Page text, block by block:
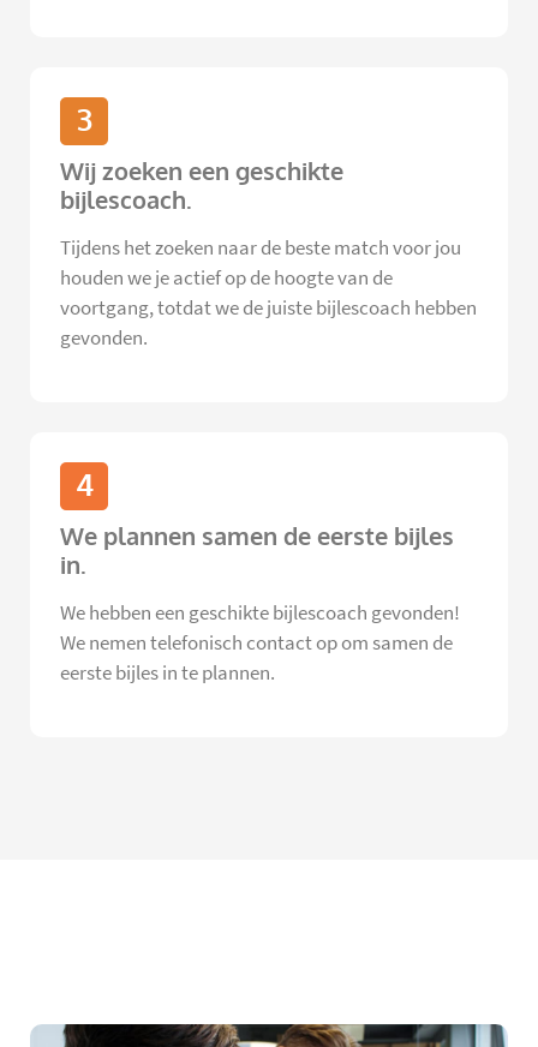
3
Wij zoeken een geschikte
bijlescoach.
Tijdens het zoeken naar de beste match voor jou
houden we je actief op de hoogte van de
voortgang, totdat we de juiste bijlescoach hebben
gevonden.
4
We plannen samen de eerste bijles
in.
We hebben een geschikte bijlescoach gevonden!
We nemen telefonisch contact op om samen de
eerste bijles in te plannen.